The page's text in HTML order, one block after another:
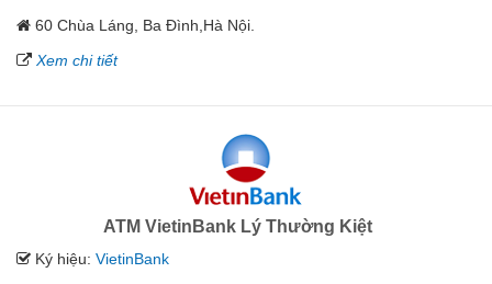
60 Chùa Láng, Ba Đình,Hà Nội.
Xem chi tiết
ATM VietinBank Lý Thường Kiệt
Ký hiệu: VietinBank